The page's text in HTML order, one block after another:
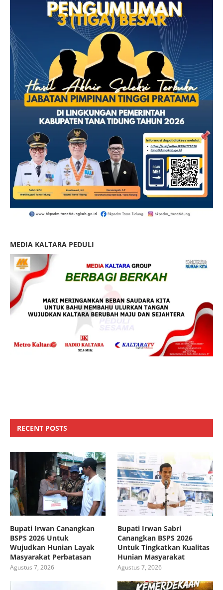
MEDIA KALTARA PEDULI
RECENT POSTS
Bupati Irwan Canangkan
BSPS 2026 Untuk
Wujudkan Hunian Layak
Masyarakat Perbatasan
Agustus 7, 2026
Bupati Irwan Sabri
Canangkan BSPS 2026
Untuk Tingkatkan Kualitas
Hunian Masyarakat
Agustus 7, 2026